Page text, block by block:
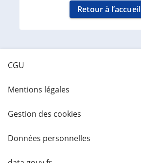
Retour à l’accueil
CGU
Mentions légales
Gestion des cookies
Données personnelles